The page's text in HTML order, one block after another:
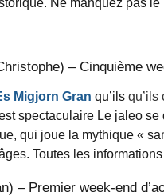
– Cinquième
Migjorn Gran qu’ils qu’ils
spectaculaire Le jaleo se
qui joue la mythique «
Toutes les
– Premier week-end